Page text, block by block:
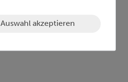
Auswahl akzeptieren